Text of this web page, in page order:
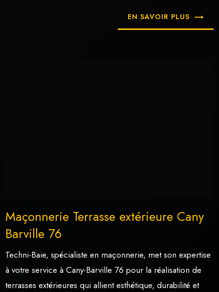
EN SAVOIR PLUS
Maçonnerie Terrasse extérieure Cany
Barville 76
Techni-Baie, spécialiste en maçonnerie, met son expertise
à votre service à Cany-Barville 76 pour la réalisation de
terrasses extérieures qui allient esthétique, durabilité et